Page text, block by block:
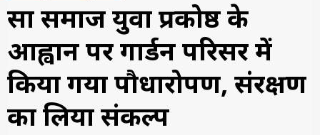
साहू समाज युवा प्रकोष्ठ के
आह्वान पर गार्डन परिसर में
किया गया पौधारोपण, संरक्षण
का लिया संकल्प